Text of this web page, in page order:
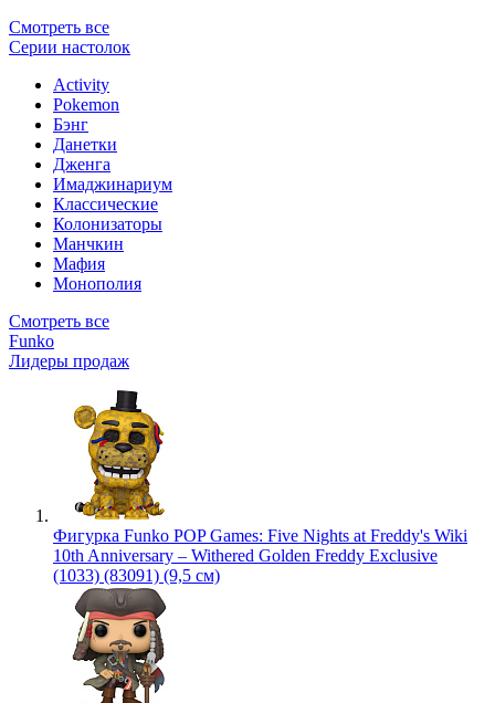
Смотреть все
Серии настолок
Activity
Pokemon
Бэнг
Данетки
Дженга
Имаджинариум
Классические
Колонизаторы
Манчкин
Мафия
Монополия
Смотреть все
Funko
Лидеры продаж
Фигурка Funko POP Games: Five Nights at Freddy's Wiki
10th Anniversary – Withered Golden Freddy Exclusive
(1033) (83091) (9,5 см)